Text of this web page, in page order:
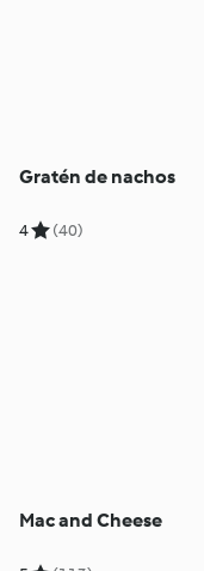
Gratén de nachos
4 (40)
Mac and Cheese